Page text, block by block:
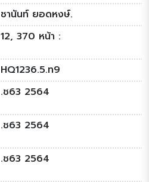
ชานันท์ ยอดหงษ์.
12, 370 หน้า :
HQ1236.5.ท9
.ช63 2564
.ช63 2564
.ช63 2564